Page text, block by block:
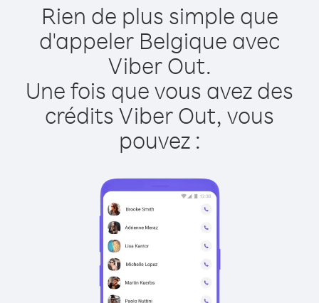
Rien de plus simple que
d'appeler Belgique avec
Viber Out.
Une fois que vous avez des
crédits Viber Out, vous
pouvez :